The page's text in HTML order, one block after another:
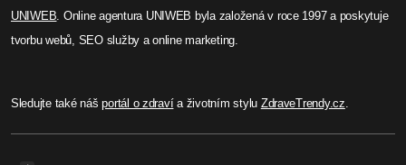
UNIWEB. Online agentura UNIWEB byla založená v roce 1997 a poskytuje
tvorbu webů, SEO služby a online marketing.
Sledujte také nášportál o zdravía životním stylu ZdraveTrendy.cz.